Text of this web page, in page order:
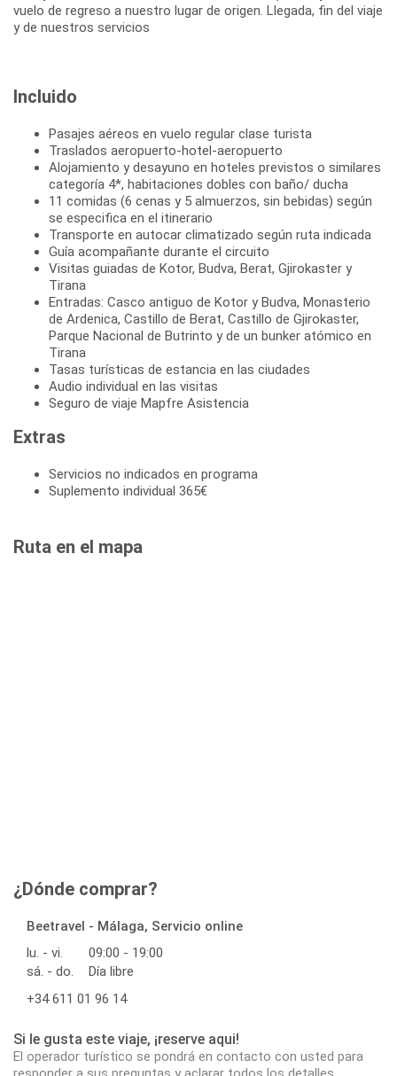
vuelo de regreso a nuestro lugar de origen. Llegada, fin del viaje
Incluido
Pasajes aéreos en vuelo regular clase turista
Traslados aeropuerto-hotel-aeropuerto
Alojamiento y desayuno en hoteles previstos o similares
categoría 4*, habitaciones dobles con baño/ ducha
11 comidas (6 cenas y 5 almuerzos, sin bebidas) según
se especifica en el itinerario
Transporte en autocar climatizado según ruta indicada
Guía acompañante durante el circuito
Visitas guiadas de Kotor, Budva, Berat, Gjirokaster y
Tirana
Entradas: Casco antiguo de Kotor y Budva, Monasterio
de Ardenica, Castillo de Berat, Castillo de Gjirokaster,
Parque Nacional de Butrinto y de un bunker atómico en
Tirana
Tasas turísticas de estancia en las ciudades
Audio individual en las visitas
Seguro de viaje Mapfre Asistencia
Extras
Servicios no indicados en programa
Suplemento individual 365€
Ruta en el mapa
¿Dónde comprar?
Beetravel - Málaga, Servicio online
lu. - vi.
09:00 - 19:00
sá. - do.
Día libre
+34 611 01 96 14
Si le gusta este viaje, ¡reserve aqui!
El operador turístico se pondrá en contacto con usted para